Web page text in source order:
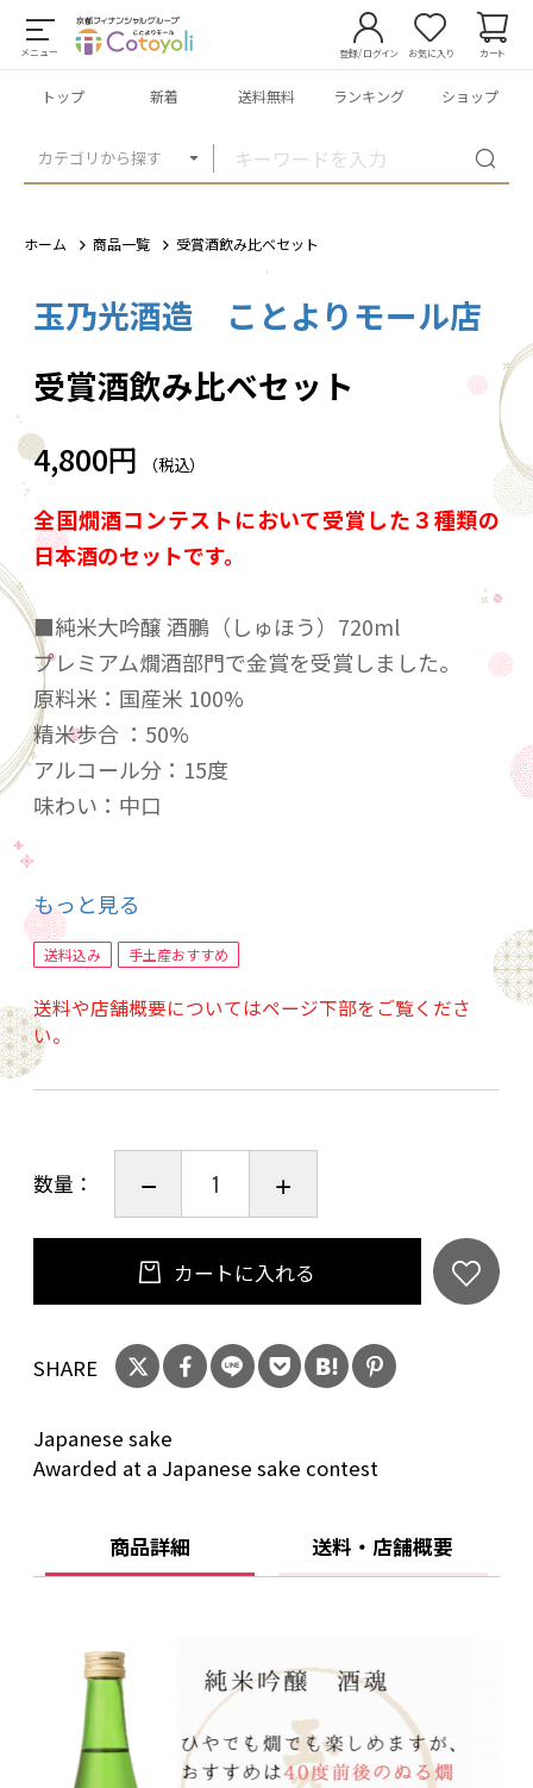
メニュー
カテゴリから探す
登録/ログイン お気に入り カート
トップ 新着 送料無料 ランキング ショップ
ホーム 商品一覧 受賞酒飲み比べセット
1
玉乃光酒造 ことよりモール店
受賞酒飲み比べセット
4,800円 （税込）
全国燗酒コンテストにおいて受賞した３種類の
日本酒のセットです。
■純米大吟醸 酒鵬（しゅほう）720ml
プレミアム燗酒部門で金賞を受賞しました。
原料米：国産米 100%
精米歩合 ：50%
アルコール分：15度
味わい：中口
お値打ち燗酒ぬる燗部門で最高金賞を２回受賞
しました。
精米歩合：60%
アルコール分：15度
味わい：やや辛口
お値打燗酒熱燗部門で金賞を受賞しました。
原料米：国産米 100%
精米歩合：60%
アルコール分：14度
味わい：やや辛口
■こちらはラッピングが標準仕様となっており
ます。
20歳未満の飲酒は法律で禁止されています。当
ご購入時、「ご注文手続き」画面の「お問い合
わせ欄」に、生年月日を必ず入力してくださ
ことよりモール会員で生年月日登録済みの方
もっと見る
送料込み 手土産おすすめ
送料や店舗概要についてはページ下部をご覧くださ
い。
数量：
カートに入れる
SHARE
Japanese sake
Awarded at a Japanese sake contest
商品詳細 送料・店舗概要